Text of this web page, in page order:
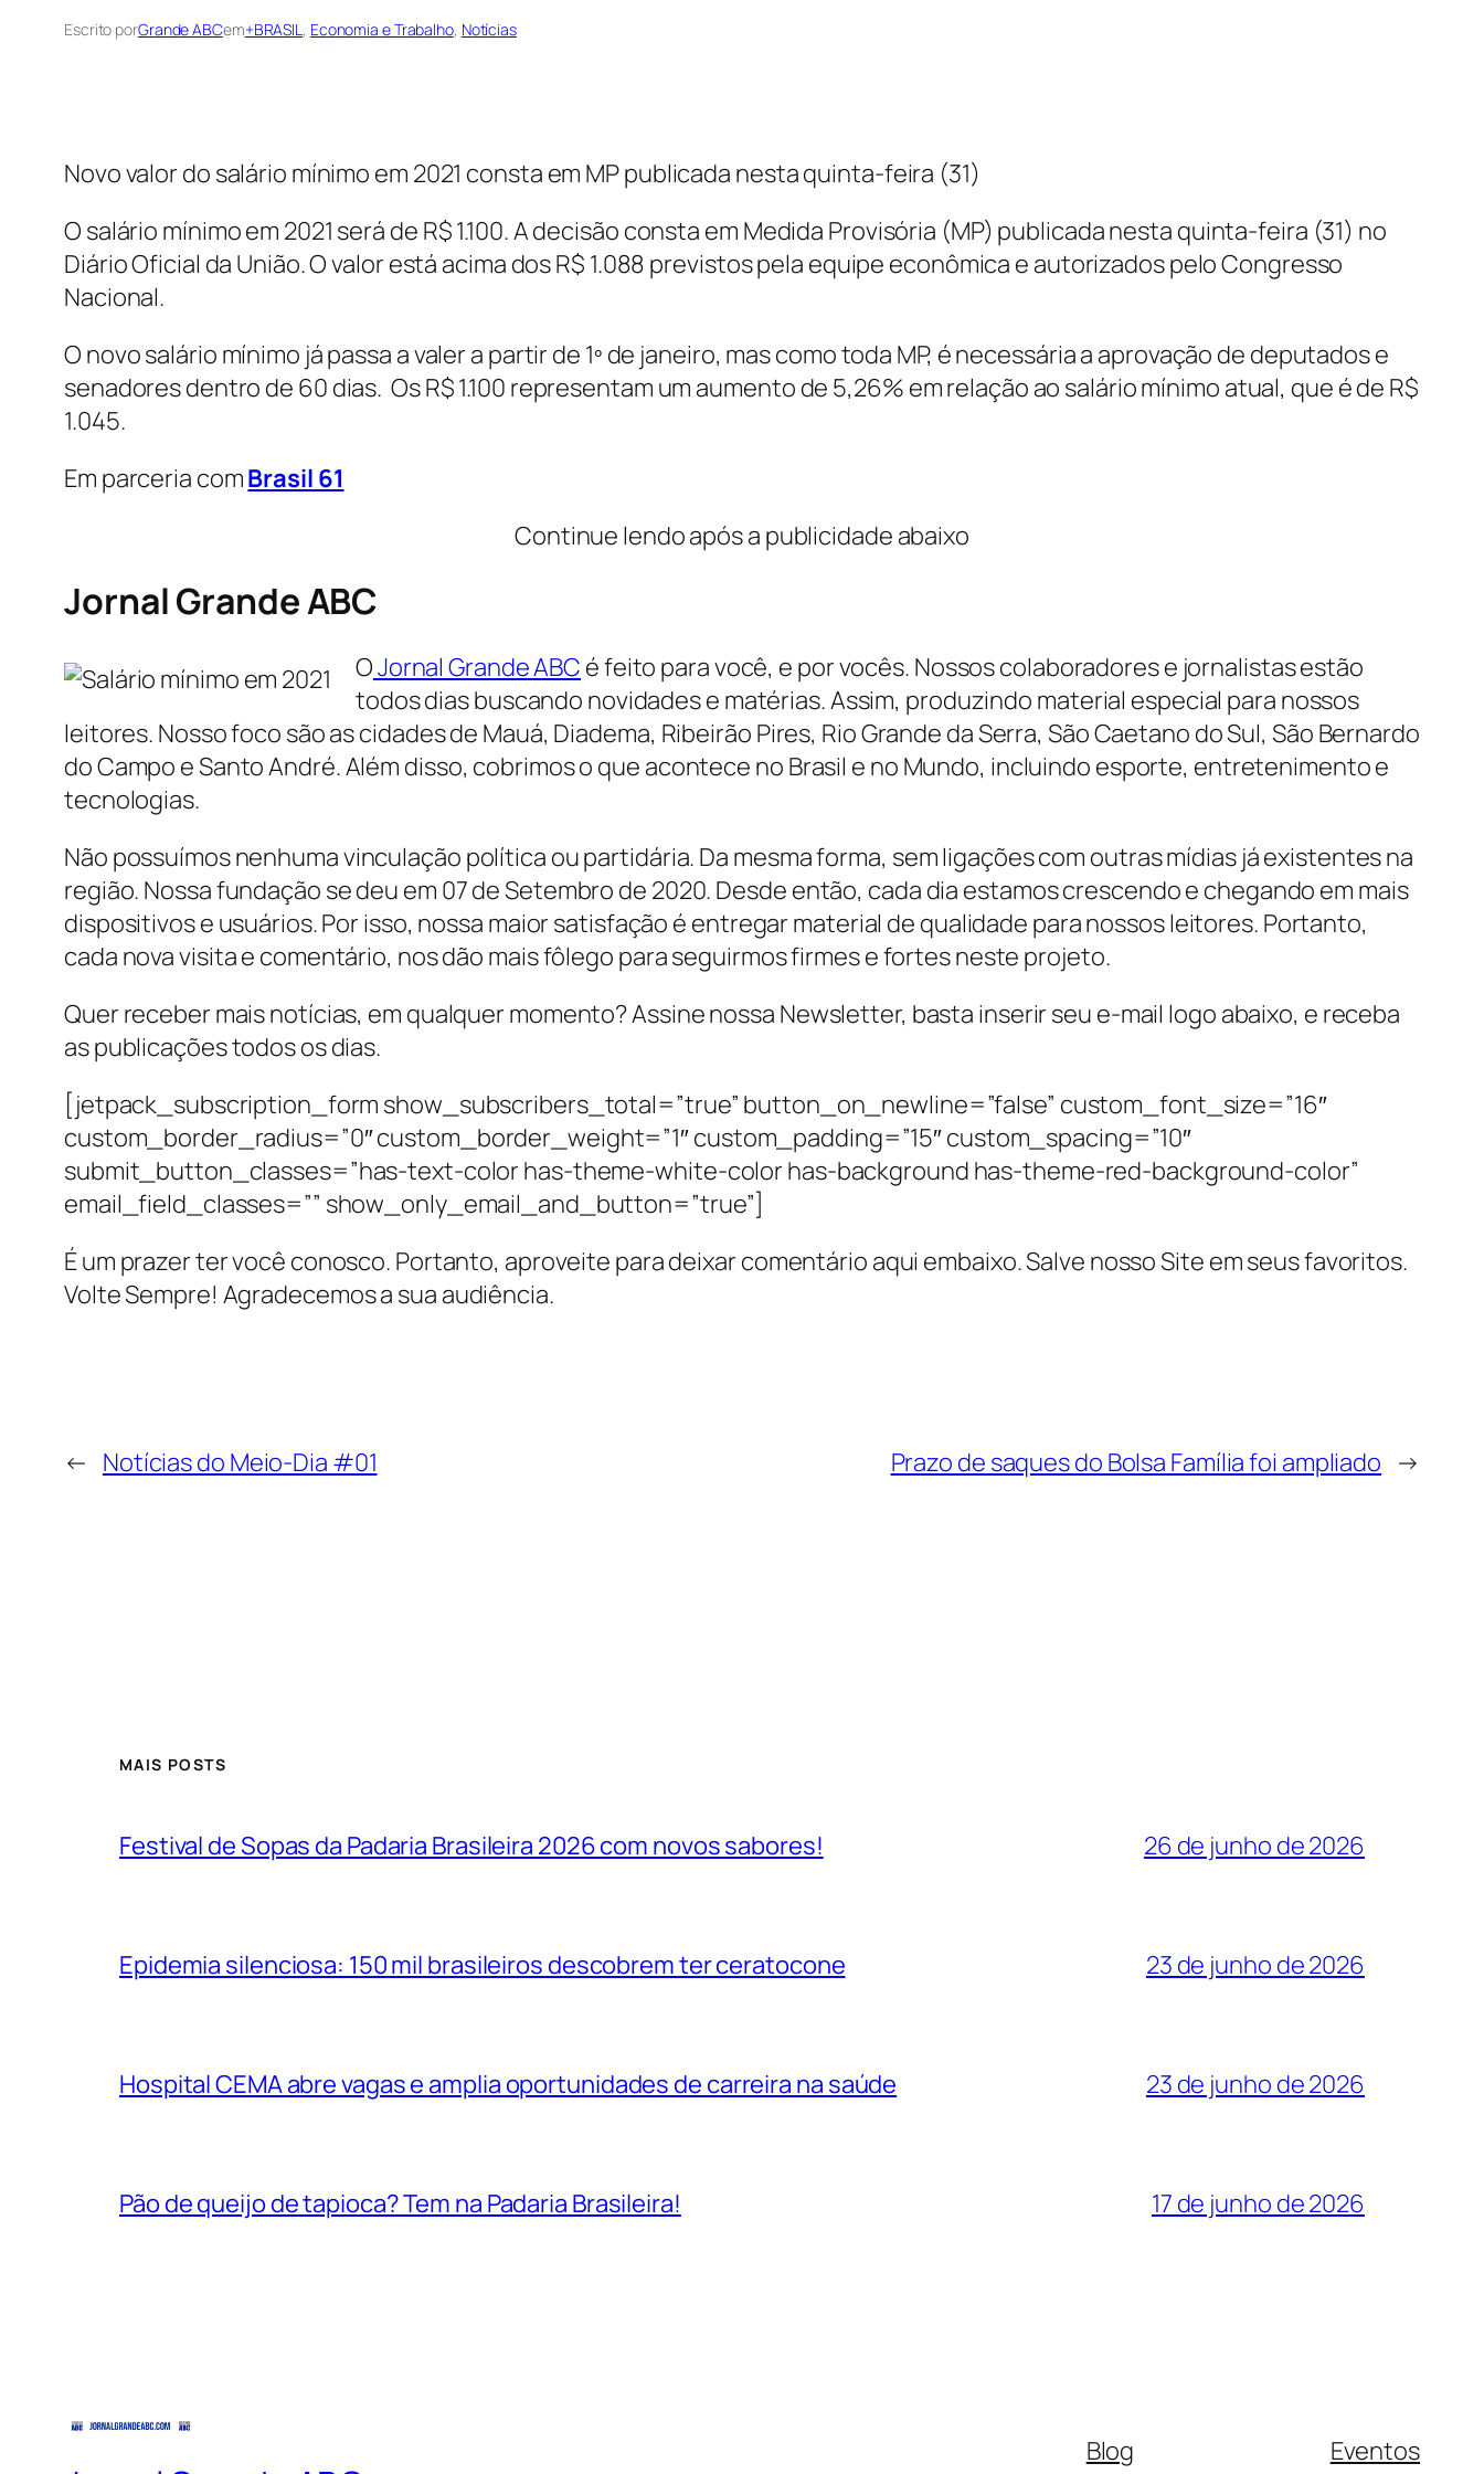
Escrito porGrande ABCem+BRASIL , Economia e Trabalho, Notícias
Novo valor do salário mínimo em 2021 consta em MP publicada nesta quinta-feira (31)
O salário mínimo em 2021 será de R$ 1.100. A decisão consta em Medida Provisória (MP) publicada nesta quinta-feira (31) no
Diário Oficial da União. O valor está acima dos R$ 1.088 previstos pela equipe econômica e autorizados pelo Congresso
Nacional.
O novo salário mínimo já passa a valer a partir de 1º de janeiro, mas como toda MP, é necessária a aprovação de deputados e
senadores dentro de 60 dias. Os R$ 1.100 representam um aumento de 5,26% em relação ao salário mínimo atual, que é de R$
1.045.
Em parceria comBrasil 61
Continue lendo após a publicidade abaixo
Jornal Grande ABC
OJornal Grande ABC é feito para você, e por vocês. Nossos colaboradores e jornalistas estão
todos dias buscando novidades e matérias. Assim, produzindo material especial para nossos
leitores. Nosso foco são as cidades de Mauá, Diadema, Ribeirão Pires, Rio Grande da Serra, São Caetano do Sul, São Bernardo
do Campo e Santo André. Além disso, cobrimos o que acontece no Brasil e no Mundo, incluindo esporte, entretenimento e
tecnologias.
Não possuímos nenhuma vinculação política ou partidária. Da mesma forma, sem ligações com outras mídias já existentes na
região. Nossa fundação se deu em 07 de Setembro de 2020. Desde então, cada dia estamos crescendo e chegando em mais
dispositivos e usuários. Por isso, nossa maior satisfação é entregar material de qualidade para nossos leitores. Portanto,
cada nova visita e comentário, nos dão mais fôlego para seguirmos firmes e fortes neste projeto.
Quer receber mais notícias, em qualquer momento? Assine nossa Newsletter, basta inserir seu e-mail logo abaixo, e receba
as publicações todos os dias.
[jetpack_subscription_form show_subscribers_total=”true” button_on_newline=”false” custom_font_size=”16″
custom_border_radius=”0″ custom_border_weight=”1″ custom_padding=”15″ custom_spacing=”10″
submit_button_classes=”has-text-color has-theme-white-color has-background has-theme-red-background-color”
email_field_classes=”” show_only_email_and_button=”true”]
É um prazer ter você conosco. Portanto, aproveite para deixar comentário aqui embaixo. Salve nosso Site em seus favoritos.
Volte Sempre! Agradecemos a sua audiência.
← Notícias do Meio-Dia #01 Prazo de saques do Bolsa Família foi ampliado →
MAIS POSTS
Festival de Sopas da Padaria Brasileira 2026 com novos sabores! 26 de junho de 2026
Epidemia silenciosa: 150 mil brasileiros descobrem ter ceratocone 23 de junho de 2026
Hospital CEMA abre vagas e amplia oportunidades de carreira na saúde 23 de junho de 2026
Pão de queijo de tapioca? Tem na Padaria Brasileira! 17 de junho de 2026
Blog
Eventos